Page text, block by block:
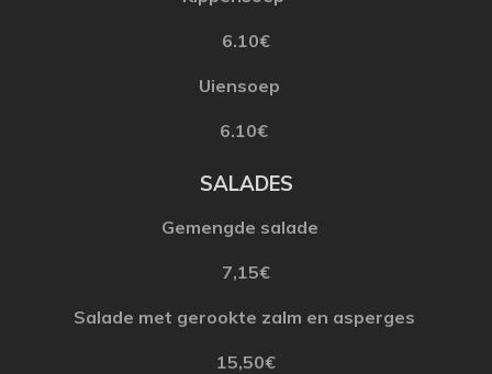
6.10€
Uiensoep
6.10€
SALADES
Gemengde salade
7,15€
Salade met gerookte zalm en asperges
15,50€